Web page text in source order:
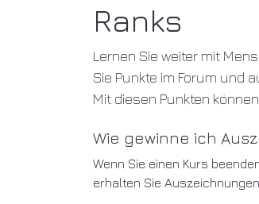
Ranks
Lernen Sie weiter mit
Sie Punkte im Forum und
Mit diesen Punkten
Wie gewinne ich
Wenn Sie einen Kurs
erhalten Sie Auszeichnungen.